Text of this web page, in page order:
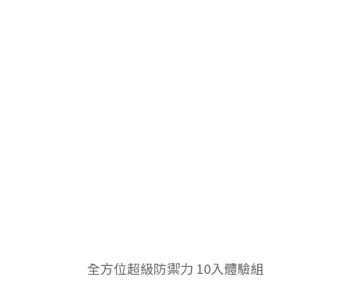
全方位超級防禦力 10入體驗組